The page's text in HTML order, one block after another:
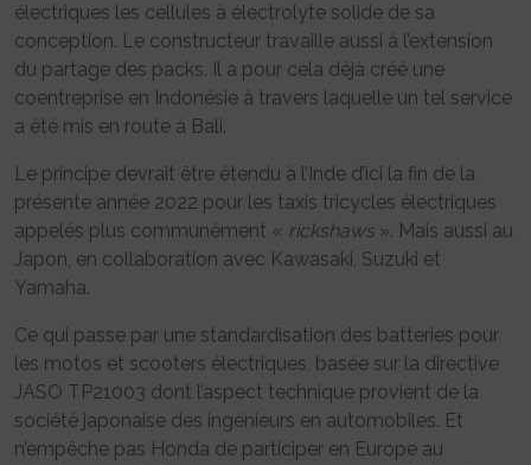
électriques les cellules à électrolyte solide de sa
conception. Le constructeur travaille aussi à l’extension
du partage des packs. Il a pour cela déjà créé une
coentreprise en Indonésie à travers laquelle un tel service
a été mis en route à Bali.
Le principe devrait être étendu à l’Inde d’ici la fin de la
présente année 2022 pour les taxis tricycles électriques
appelés plus communément « rickshaws». Mais aussi au
Japon, en collaboration avec Kawasaki, Suzuki et
Yamaha.
Ce qui passe par une standardisation des batteries pour
les motos et scooters électriques, basée sur la directive
JASO TP21003 dont l’aspect technique provient de la
société japonaise des ingénieurs en automobiles. Et
n’empêche pas Honda de participer en Europe au